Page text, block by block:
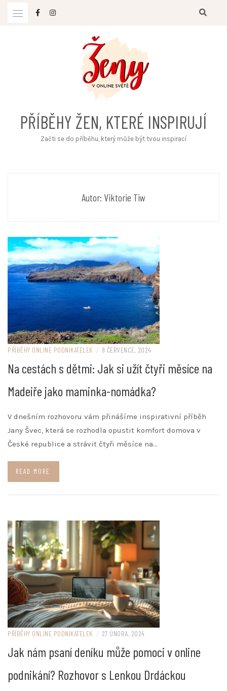
PŘÍBĚHY ŽEN, KTERÉ INSPIRUJÍ
Začti se do příběhu, který může být tvou inspirací
Autor: Viktorie Tiw
PŘÍBĚHY ONLINE PODNIKATELEK / 9 ČERVENCE, 2024
Na cestách s dětmi: Jak si užít čtyři měsíce na
Madeiře jako maminka-nomádka?
V dnešním rozhovoru vám přinášíme inspirativní příběh
Jany Švec, která se rozhodla opustit komfort domova v
České republice a strávit čtyři měsíce na…
READ MORE
PŘÍBĚHY ONLINE PODNIKATELEK / 27 ÚNORA, 2024
Jak nám psaní deníku může pomoci v online
podnikání? Rozhovor s Lenkou Drdáckou